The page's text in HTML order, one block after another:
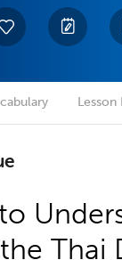
Lesson
Thai